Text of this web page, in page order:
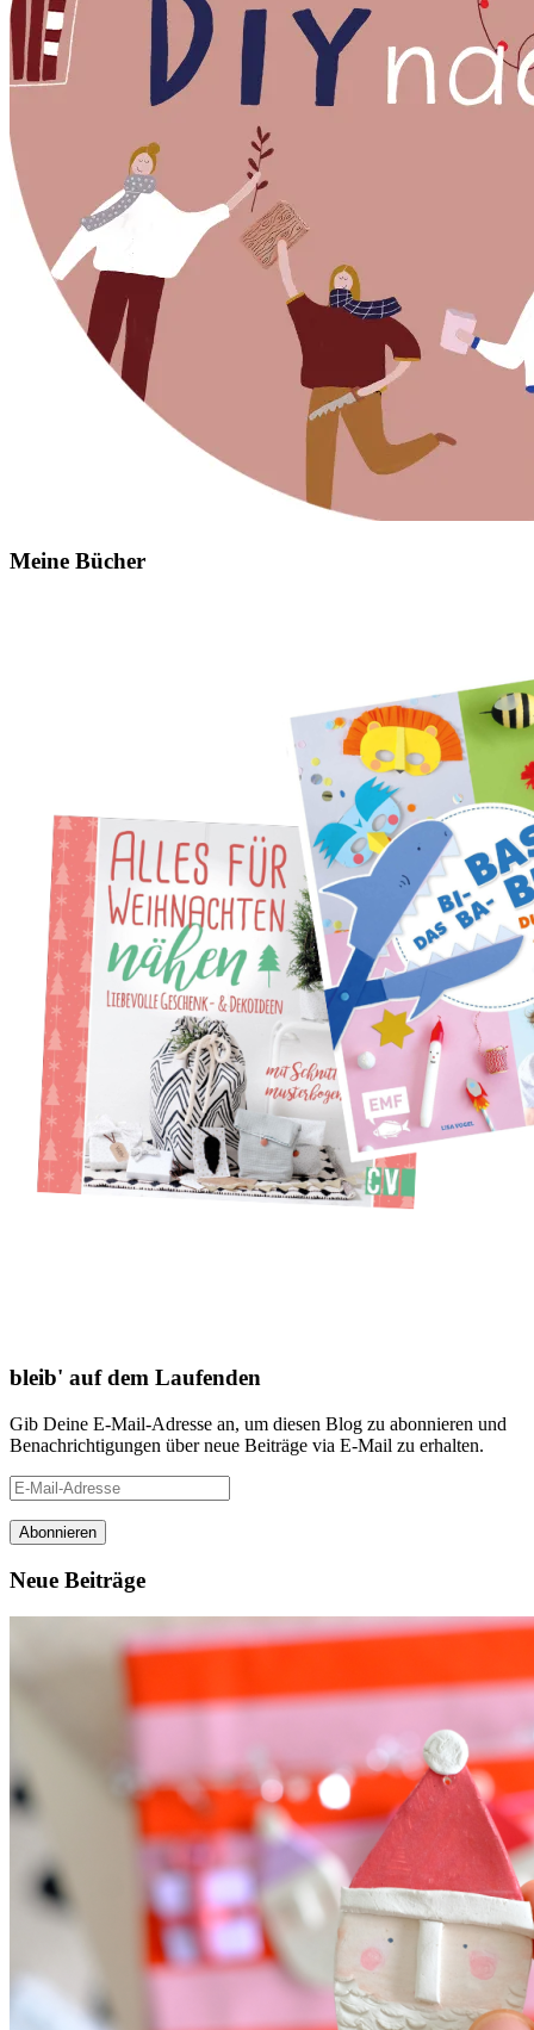
Meine Bücher
bleib' auf dem Laufenden
Gib Deine E-Mail-Adresse an, um diesen Blog zu abonnieren und
Benachrichtigungen über neue Beiträge via E-Mail zu erhalten.
E-
Mail-
Adresse
Neue Beiträge